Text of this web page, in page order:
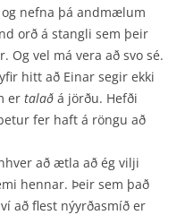
nefna þá andmælum
orð á stangli sem þeir
Og vel má vera að svo sé.
hitt að Einar segir ekki
er talað á jörðu. Hefði
fer haft á röngu að
að ætla að ég vilji
hennar. Þeir sem það
að flest nýyrðasmíð er